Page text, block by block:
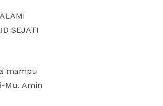
SEJATI
mampu
Mu. Amin